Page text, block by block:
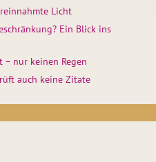
Licht
Ein Blick ins
nur keinen Regen
auch keine Zitate